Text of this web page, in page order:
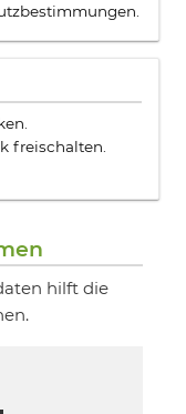
freischalten.
hilft die